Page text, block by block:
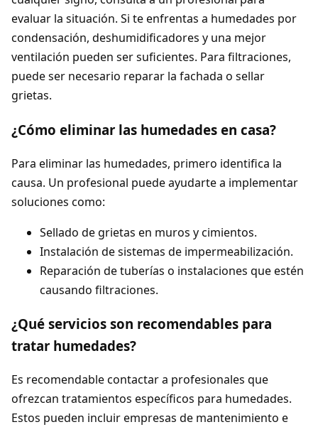
evaluar la situación. Si te enfrentas a humedades por
condensación, deshumidificadores y una mejor
ventilación pueden ser suficientes. Para filtraciones,
puede ser necesario reparar la fachada o sellar
grietas.
¿Cómo eliminar las humedades en casa?
Para eliminar las humedades, primero identifica la
causa. Un profesional puede ayudarte a implementar
soluciones como:
Sellado de grietas en muros y cimientos.
Instalación de sistemas de impermeabilización.
Reparación de tuberías o instalaciones que estén
causando filtraciones.
¿Qué servicios son recomendables para
tratar humedades?
Es recomendable contactar a profesionales que
ofrezcan tratamientos específicos para humedades.
Estos pueden incluir empresas de mantenimiento e